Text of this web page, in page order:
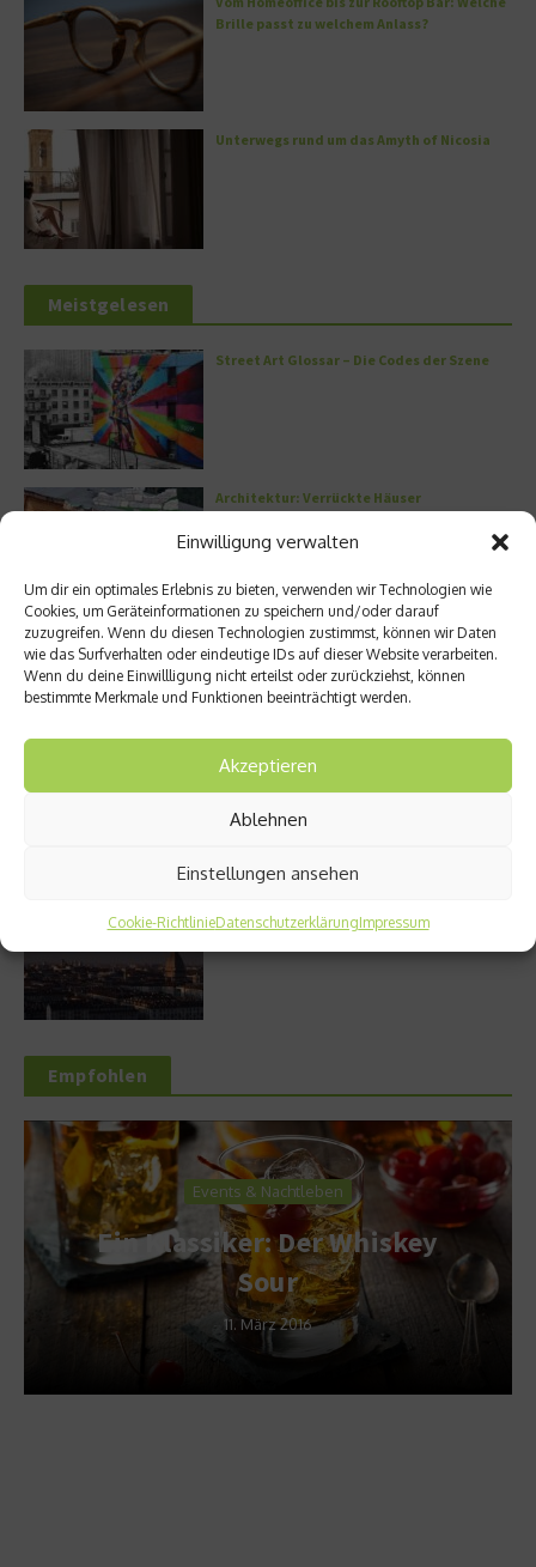
Einwilligung verwalten
Um dir ein optimales Erlebnis zu bieten, verwenden wir Technologien wie
Cookies, um Geräteinformationen zu speichern und/oder darauf
zuzugreifen. Wenn du diesen Technologien zustimmst, können wir Daten
wie das Surfverhalten oder eindeutige IDs auf dieser Website verarbeiten.
Wenn du deine Einwillligung nicht erteilst oder zurückziehst, können
bestimmte Merkmale und Funktionen beeinträchtigt werden.
Akzeptieren
Ablehnen
Einstellungen ansehen
Cookie-RichtlinieDatenschutzerklärungImpressum
Brille passt zu welchem Anlass?
Unterwegs rund um das Amyth of Nicosia
Meistgelesen
Street Art Glossar – Die Codes der Szene
Architektur: Verrückte Häuser
Kann man Hunde vegan ernähren?
Griechische Kochkunst in Athen: Das Makris
Athens by Domes
entdecken
Empfohlen
Events & Nachtleben
Ein Klassiker: Der Whiskey
Sour
11. März 2016